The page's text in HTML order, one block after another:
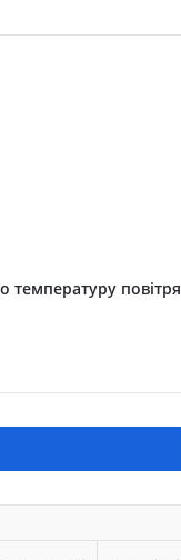
температуру повітря